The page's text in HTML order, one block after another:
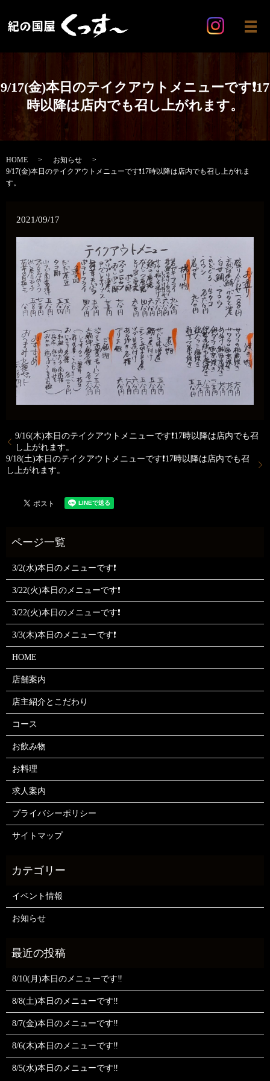
メ
9/17(金)本日のテイクアウトメニューです❗17
時以降は店内でも召し上がれます。
HOME
お知らせ
9/17(金)本日のテイクアウトメニューです❗17時以降は店内でも召し上がれま
す。
2021/09/17
9/16(木)本日のテイクアウトメニューです❗17時以降は店内でも召
し上がれます。
9/18(土)本日のテイクアウトメニューです❗17時以降は店内でも召
し上がれます。
3/2(水)本日のメニューです❗
3/22(火)本日のメニューです❗
3/22(火)本日のメニューです❗
3/3(木)本日のメニューです❗
HOME
店舗案内
店主紹介とこだわり
コース
お飲み物
お料理
求人案内
プライバシーポリシー
サイトマップ
イベント情報
お知らせ
8/10(月)本日のメニューです‼️
8/8(土)本日のメニューです‼️
8/7(金)本日のメニューです‼️
8/6(木)本日のメニューです‼️
8/5(水)本日のメニューです‼️